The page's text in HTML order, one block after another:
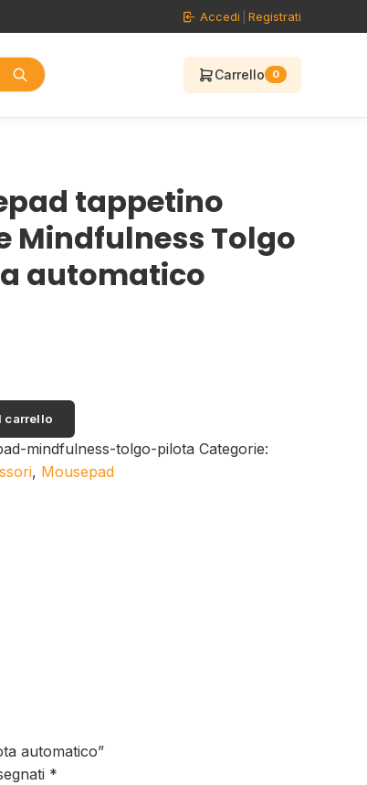
Accedi Registrati
Carrello 0
tappetino
Mindfulness Tolgo
automatico
carrello
mindfulness-tolgo-pilota Categorie:
, Mousepad
automatico”
*